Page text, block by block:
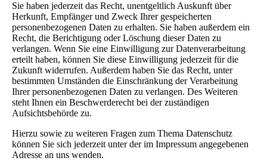
Sie haben jederzeit das Recht, unentgeltlich Auskunft über
Herkunft, Empfänger und Zweck Ihrer gespeicherten
personenbezogenen Daten zu erhalten. Sie haben außerdem ein
Recht, die Berichtigung oder Löschung dieser Daten zu
verlangen. Wenn Sie eine Einwilligung zur Datenverarbeitung
erteilt haben, können Sie diese Einwilligung jederzeit für die
Zukunft widerrufen. Außerdem haben Sie das Recht, unter
bestimmten Umständen die Einschränkung der Verarbeitung
Ihrer personenbezogenen Daten zu verlangen. Des Weiteren
steht Ihnen ein Beschwerderecht bei der zuständigen
Aufsichtsbehörde zu.
Hierzu sowie zu weiteren Fragen zum Thema Datenschutz
können Sie sich jederzeit unter der im Impressum angegebenen
Adresse an uns wenden.